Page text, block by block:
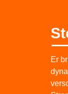
Er